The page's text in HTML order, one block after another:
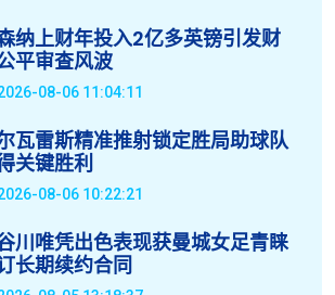
纳上财年投入2亿多英镑引发财
平审查风波
08-06 11:04:11
瓦雷斯精准推射锁定胜局助球队
关键胜利
08-06 10:22:21
川唯凭出色表现获曼城女足青睐
长期续约合同